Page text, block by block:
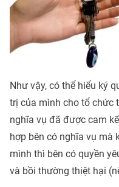
Như vậy, có thể hiểu ký
trị của mình cho tổ chức
nghĩa vụ đã được cam
hợp bên có nghĩa vụ mà
mình thì bên có quyền
và bồi thường thiệt hại